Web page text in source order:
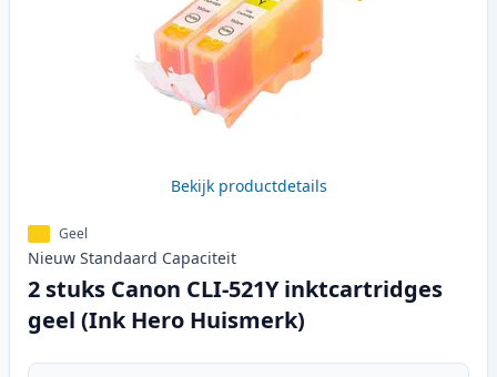
Bekijk productdetails
Geel
Nieuw Standaard Capaciteit
2 stuks Canon CLI-521Y inktcartridges
geel (Ink Hero Huismerk)